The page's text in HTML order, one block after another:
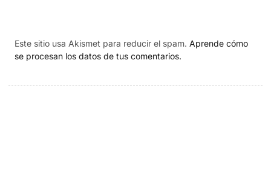
Este sitio usa Akismet para reducir el spam. Aprende cómo
se procesan los datos de tus comentarios.